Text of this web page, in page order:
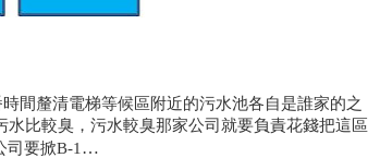
時間釐清電梯等候區附近的污水池各自是誰家的之
水比較臭 ，污水較臭那家公司就要負責花錢把這區
司要掀B-1 …